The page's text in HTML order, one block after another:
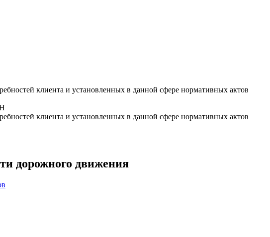
клиента и установленных в данной сфере нормативных актов
клиента и установленных в данной сфере нормативных актов
дорожного движения